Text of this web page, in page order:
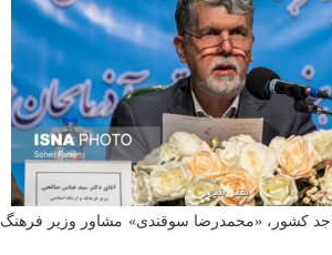
کشور، «محمدرضا سوقندی» مشاور وزیر فرهنگ